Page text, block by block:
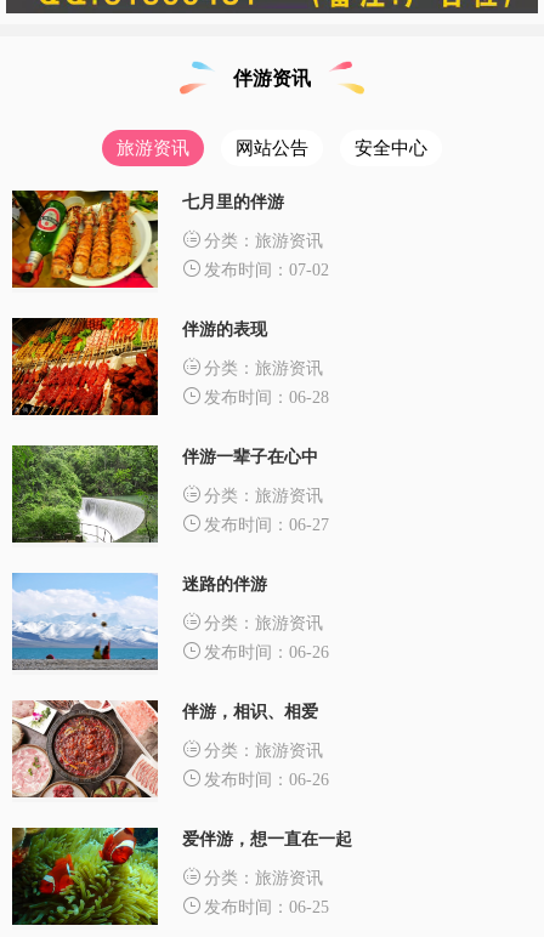
伴游资讯
旅游资讯 网站公告 安全中心
七月里的伴游
分类：旅游资讯
发布时间：07-02
伴游的表现
分类：旅游资讯
发布时间：06-28
伴游一辈子在心中
分类：旅游资讯
发布时间：06-27
迷路的伴游
分类：旅游资讯
发布时间：06-26
伴游，相识、相爱
分类：旅游资讯
发布时间：06-26
爱伴游，想一直在一起
分类：旅游资讯
发布时间：06-25